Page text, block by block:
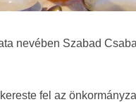
nevében Szabad Csaba
fel az